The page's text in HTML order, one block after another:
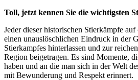
Toll, jetzt kennen Sie die wichtigsten
Jeder dieser historischen Stierkämpfe
einen unauslöschlichen Eindruck in der
Stierkampfes hinterlassen und zur
Region beigetragen. Es sind Momente,
haben und an die man sich in der Welt
mit Bewunderung und Respekt erinnert.